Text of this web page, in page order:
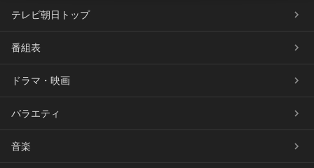
テレビ朝日トップ
番組表
ドラマ・映画
バラエティ
音楽